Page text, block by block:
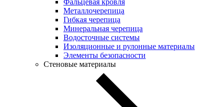
Металлочерепица
Гибкая черепица
Минеральная черепица
Водосточные системы
Изоляционные и рулонные материалы
Элементы безопасности
Стеновые материалы